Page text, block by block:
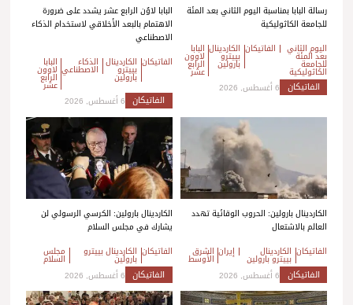
رسالة البابا بمناسبة اليوم الثاني بعد المئة
للجامعة الكاثوليكية
اليوم الثاني
بعد المئة
للجامعة
الكاثوليكية
الفاتيكان الكاردينال
بييترو
بارولين
البابا
لاوون
الرابع
عشر
الفاتيكان 6 أغسطس, 2026
البابا لاوُن الرابع عشر يشدد على ضرورة
الاهتمام بالبعد الأخلاقي لاستخدام الذكاء
الاصطناعي
الفاتيكان الكاردينال
بييترو
بارولين
الذكاء
الاصطناعي
البابا
لاوون
الرابع
عشر
الفاتيكان 6 أغسطس, 2026
الكاردينال بارولين: الحروب الوقائية تهدد
العالم بالاشتعال
الفاتيكان الكاردينال
بييترو بارولين
إيران الشرق
الأوسط
الفاتيكان 6 أغسطس, 2026
الكاردينال بارولين: الكرسي الرسولي لن
يشارك في مجلس السلام
الفاتيكان الكاردينال بييترو
بارولين
مجلس
السلام
الفاتيكان 6 أغسطس, 2026